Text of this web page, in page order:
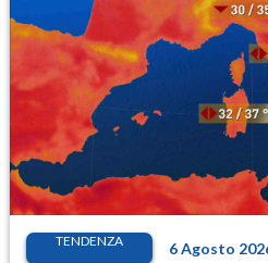
TENDENZA 6 Agosto